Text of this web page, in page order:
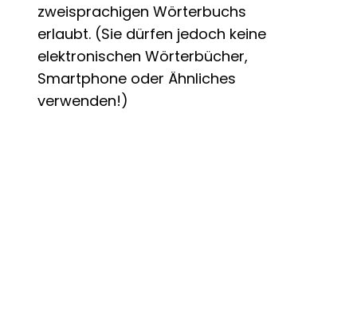
zweisprachigen Wörterbuchs
erlaubt. (Sie dürfen jedoch keine
elektronischen Wörterbücher,
Smartphone oder Ähnliches
verwenden!)